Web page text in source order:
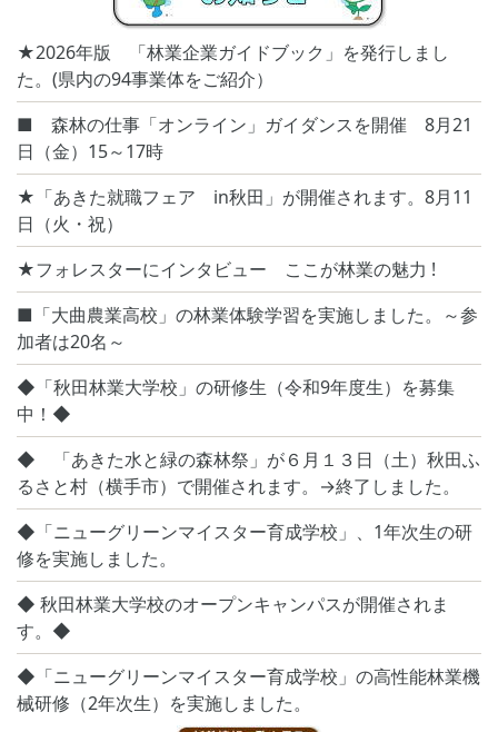
★2026年版 「林業企業ガイドブック」を発行しまし
た。(県内の94事業体をご紹介）
■ 森林の仕事「オンライン」ガイダンスを開催 8月21
日（金）15～17時
★「あきた就職フェア in秋田」が開催されます。8月11
日（火・祝）
★フォレスターにインタビュー ここが林業の魅力 !
■「大曲農業高校」の林業体験学習を実施しました。～参
加者は20名～
◆「秋田林業大学校」の研修生（令和9年度生）を募集
中！◆
◆ 「あきた水と緑の森林祭」が６月１３日（土）秋田ふ
るさと村（横手市）で開催されます。→終了しました。
◆「ニューグリーンマイスター育成学校」、1年次生の研
修を実施しました。
◆ 秋田林業大学校のオープンキャンパスが開催されま
す。◆
◆「ニューグリーンマイスター育成学校」の高性能林業機
械研修（2年次生）を実施しました。